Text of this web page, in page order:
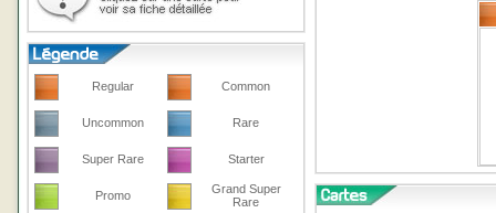
Regular Common
Uncommon Rare
Super Rare Starter
Promo
Grand Super
Rare